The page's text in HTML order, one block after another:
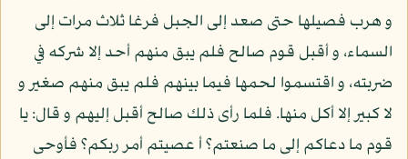
و هرب فصيلها حتى صعد إلى الجبل فرغا ثلاث مرات إلى
السماء، و أقبل قوم صالح فلم يبق منهم أحد إلا شركه في
ضربته، و اقتسموا لحمها فيما بينهم فلم يبق منهم صغير و
لا كبير إلا أكل منها. فلما رأى ذلك صالح أقبل إليهم و قال: يا
قوم ما دعاكم إلى ما صنعتم؟ أ عصيتم أمر ربكم؟ فأوحى